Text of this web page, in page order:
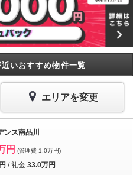
いおすすめ物件一覧
エリアを変更
ンス南品川
円 (管理費 1.0万円)
/礼金 33.0万円